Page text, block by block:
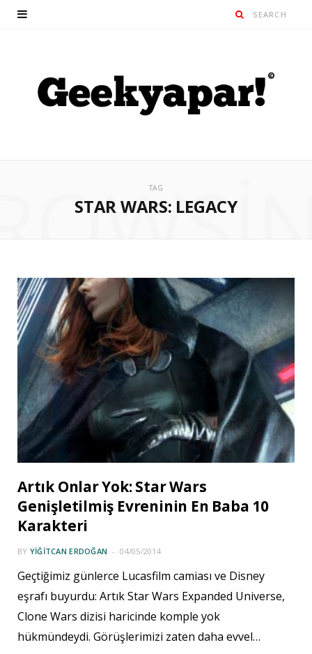
TAG
STAR WARS: LEGACY
Artık Onlar Yok: Star Wars
Genişletilmiş Evreninin En Baba 10
Karakteri
BY YIĞITCAN ERDOĞAN 04/05/2014
Geçtiğimiz günlerce Lucasfilm camiası ve Disney
eşrafı buyurdu: Artık Star Wars Expanded Universe,
Clone Wars dizisi haricinde komple yok
hükmündeydi. Görüşlerimizi zaten daha evvel…